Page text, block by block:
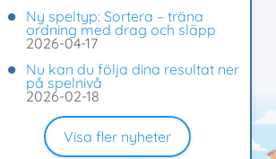
Ny speltyp: Sortera – träna
ordning med drag och släpp
2026-04-17
Nu kan du följa dina resultat ner
på spelnivå
2026-02-18
Visa fler nyheter